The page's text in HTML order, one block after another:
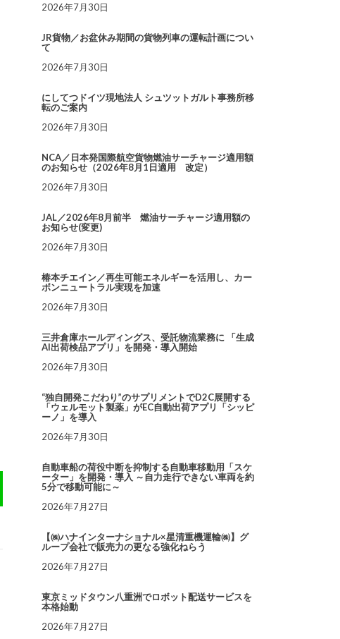
2026年7月30日
JR貨物／お盆休み期間の貨物列車の運転計画につい
て
2026年7月30日
にしてつドイツ現地法人 シュツットガルト事務所移
転のご案内
2026年7月30日
NCA／日本発国際航空貨物燃油サーチャージ適用額
のお知らせ（2026年8月1日適用 改定）
2026年7月30日
JAL／2026年8月前半 燃油サーチャージ適用額の
お知らせ(変更)
2026年7月30日
椿本チエイン／再生可能エネルギーを活用し、カー
ボンニュートラル実現を加速
2026年7月30日
三井倉庫ホールディングス、受託物流業務に 「生成
AI出荷検品アプリ」を開発・導入開始
2026年7月30日
“独自開発こだわり”のサプリメントでD2C展開する
「ウェルモット製薬」がEC自動出荷アプリ「シッピ
ーノ」を導入
2026年7月30日
自動車船の荷役中断を抑制する自動車移動用「スケ
ーター」を開発・導入 ～自力走行できない車両を約
5分で移動可能に～
2026年7月27日
【㈱ハナインターナショナル×星清重機運輸㈱】グ
ループ会社で販売力の更なる強化ねらう
2026年7月27日
東京ミッドタウン八重洲でロボット配送サービスを
本格始動
2026年7月27日